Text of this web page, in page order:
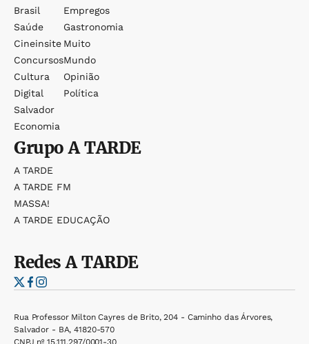
Brasil
Saúde
Cineinsite
Concursos
Cultura
Digital
Salvador
Economia
Empregos
Gastronomia
Muito
Mundo
Opinião
Política
GrupoA TARDE
A TARDE
A TARDE FM
MASSA!
A TARDE EDUCAÇÃO
RedesA TARDE
Rua Professor Milton Cayres de Brito, 204 - Caminho das Árvores,
Salvador - BA, 41820-570
CNPJ nº 15.111.297/0001-30